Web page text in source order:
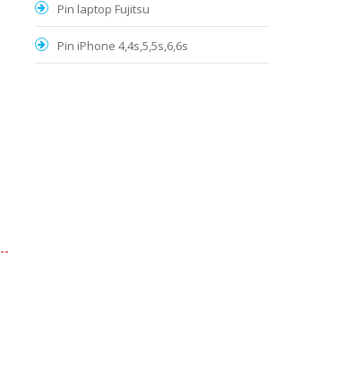
Pin laptop Fujitsu
Pin iPhone 4,4s,5,5s,6,6s